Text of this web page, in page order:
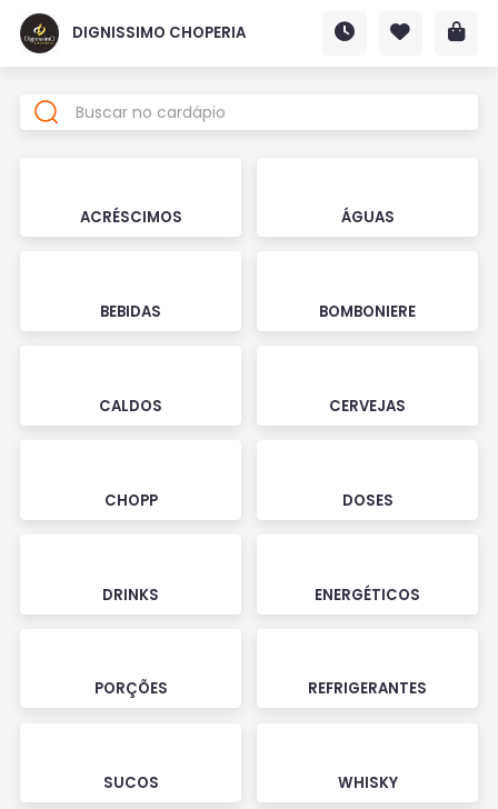
DIGNISSIMO CHOPERIA
ACRÉSCIMOS ÁGUAS
BEBIDAS BOMBONIERE
CALDOS CERVEJAS
CHOPP DOSES
DRINKS ENERGÉTICOS
PORÇÕES REFRIGERANTES
SUCOS WHISKY